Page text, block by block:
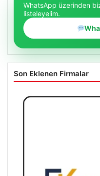
WhatsApp üzerinden
listeleyelim.
Son Eklenen Firmalar